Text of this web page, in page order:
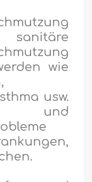
sanitäre
wie
usw.